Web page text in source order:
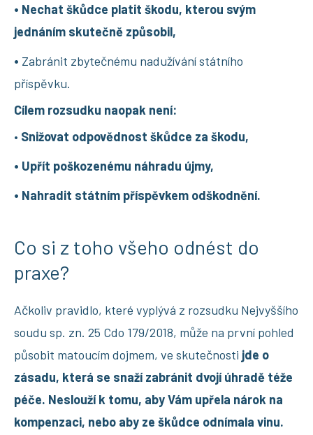
• Nechat škůdce platit škodu, kterou svým
jednáním skutečně způsobil,
• Zabránit zbytečnému nadužívání státního
příspěvku.
Cílem rozsudku naopak není:
• Snižovat odpovědnost škůdce za škodu,
• Upřít poškozenému náhradu újmy,
• Nahradit státním příspěvkem odškodnění.
Co si z toho všeho odnést do
praxe?
Ačkoliv pravidlo, které vyplývá z rozsudku Nejvyššího
soudu sp. zn. 25 Cdo 179/2018, může na první pohled
působit matoucím dojmem, ve skutečnosti jde o
zásadu, která se snaží zabránit dvojí úhradě téže
péče. Neslouží k tomu, aby Vám upřela nárok na
kompenzaci, nebo aby ze škůdce odnímala vinu.